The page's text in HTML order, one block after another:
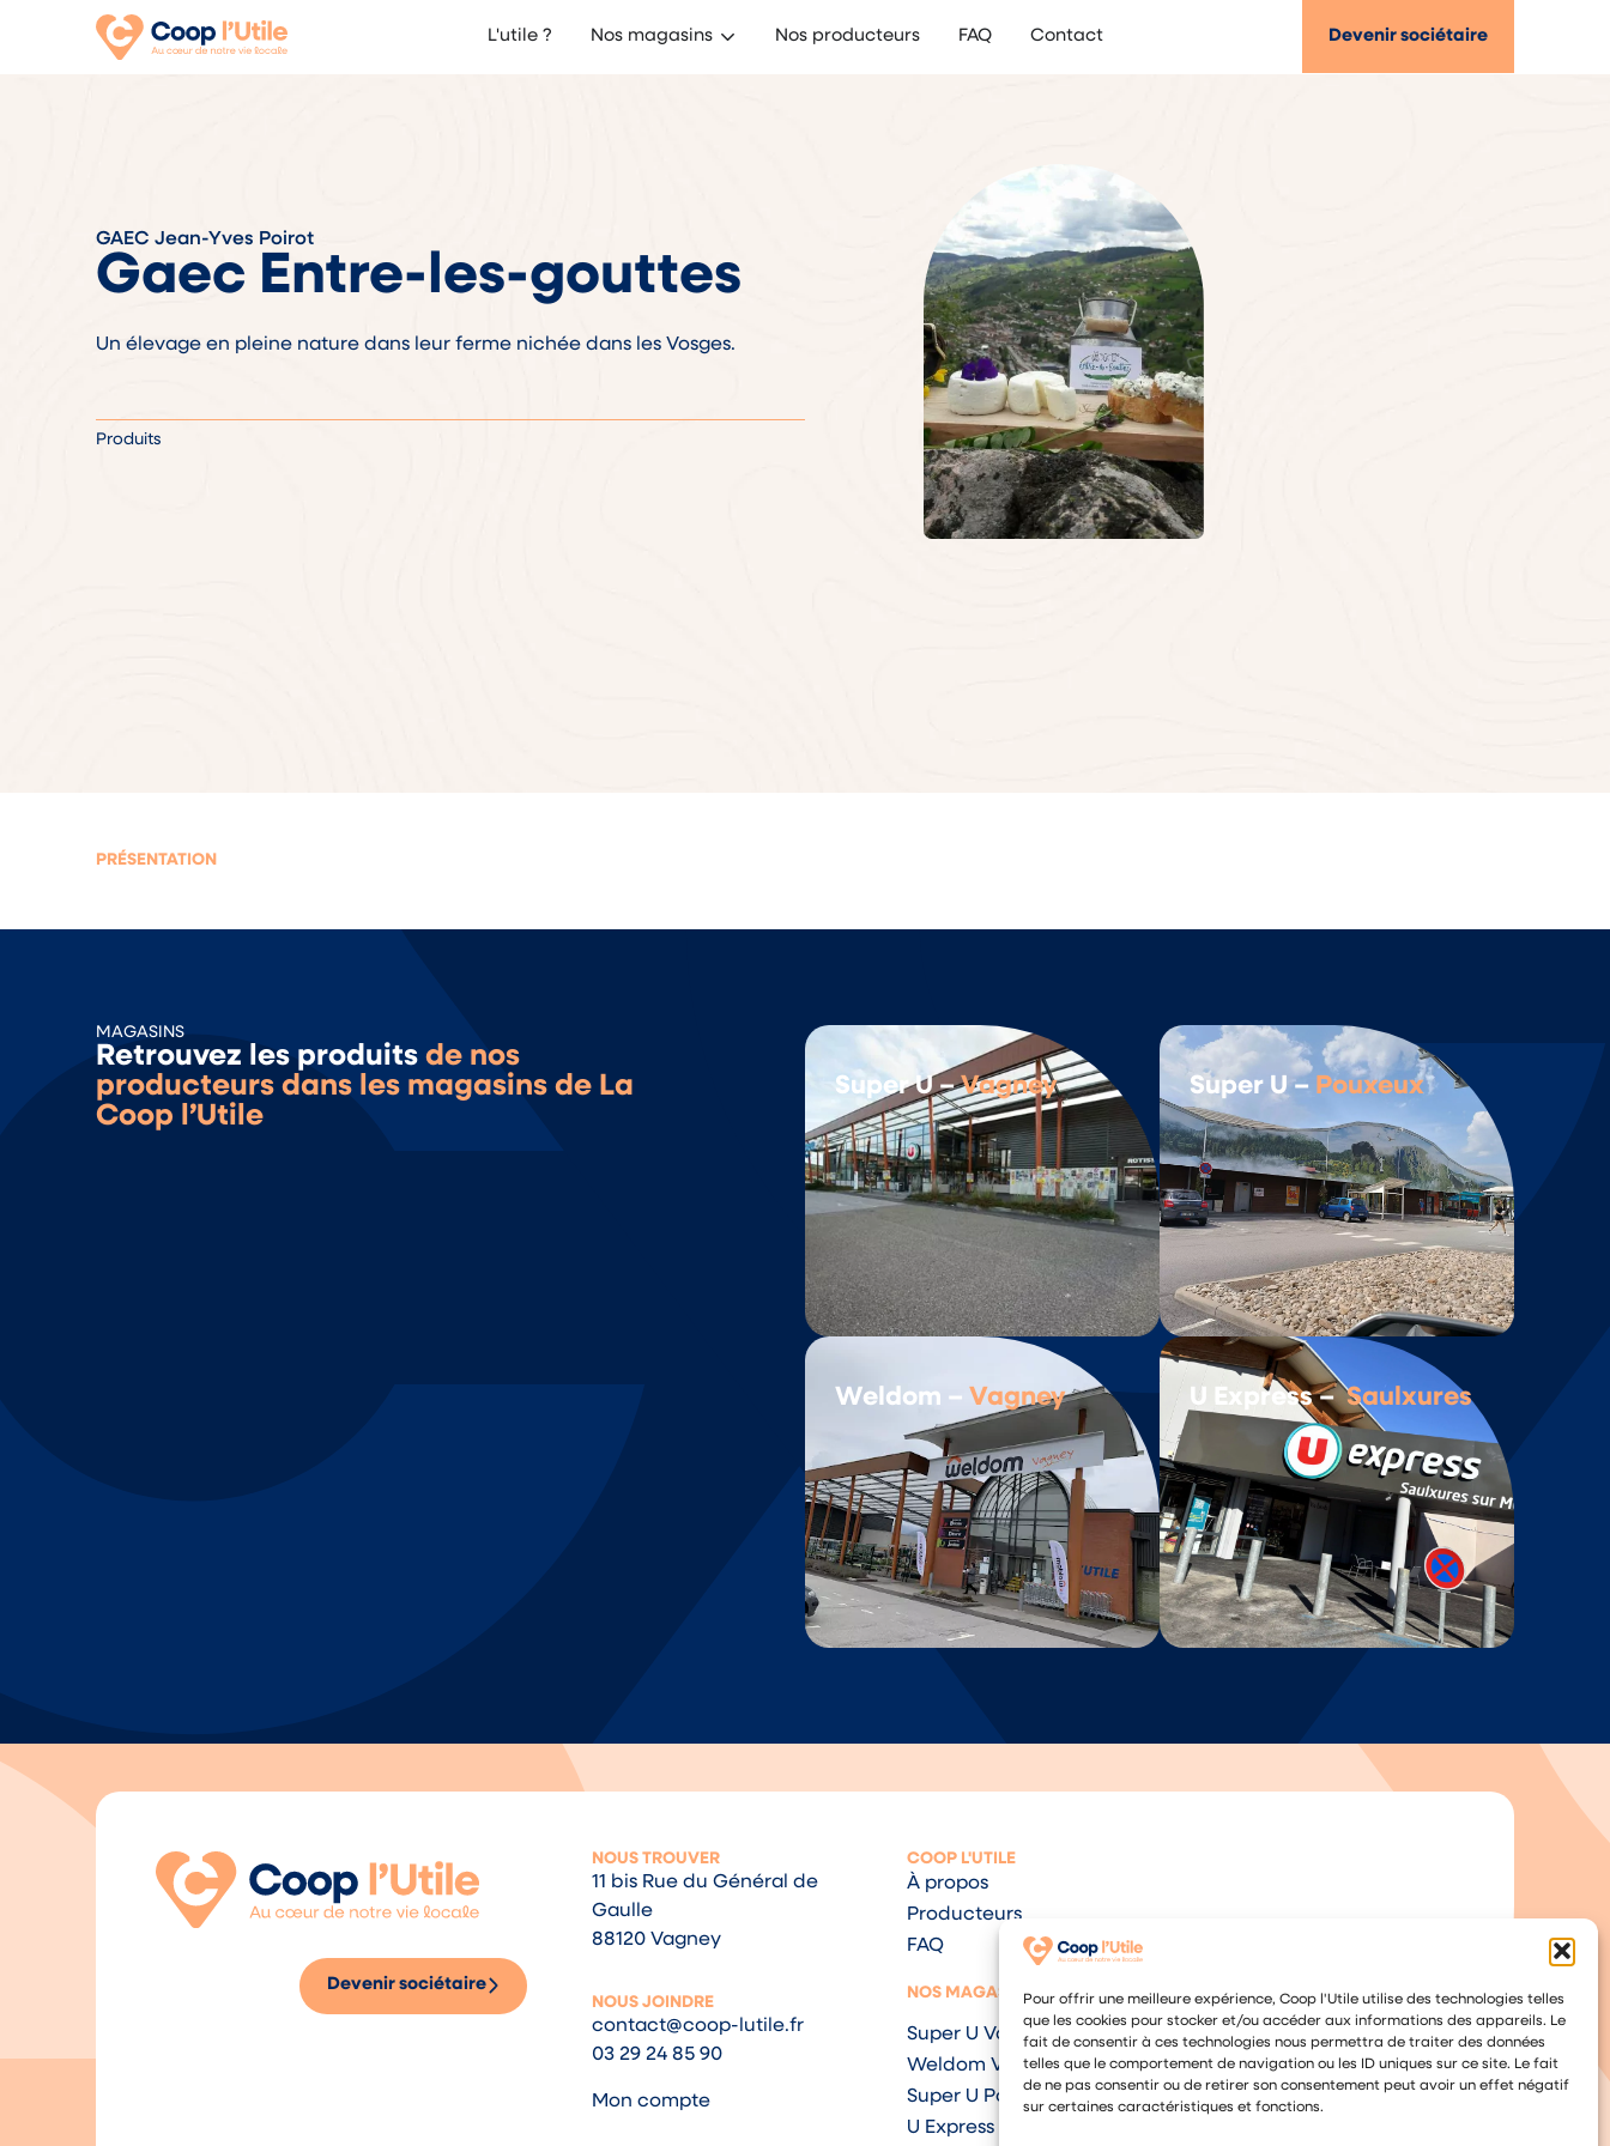
Pour offrir une meilleure expérience, Coop l'Utile utilise des technologies telles
que les cookies pour stocker et/ou accéder aux informations des appareils. Le
fait de consentir à ces technologies nous permettra de traiter des données
telles que le comportement de navigation ou les ID uniques sur ce site. Le fait
de ne pas consentir ou de retirer son consentement peut avoir un effet négatif
sur certaines caractéristiques et fonctions.
L'utile ? Nos magasins Nos producteurs FAQ Contact Devenir sociétaire
GAEC Jean-Yves Poirot
Gaec Entre-les-gouttes
Un élevage en pleine nature dans leur ferme nichée dans les Vosges.
Produits
PRÉSENTATION
MAGASINS
Retrouvez les produits de nos
producteurs dans les magasins de La
Coop l’Utile
Super U –Vagney Super U – Pouxeux
Weldom – Vagney U Express –Saulxures
Devenir sociétaire
NOUS TROUVER
11 bis Rue du Général de
Gaulle
88120 Vagney
NOUS JOINDRE
contact@coop-lutile.fr
03 29 24 85 90
Mon compte
COOP L'UTILE
À propos
Producteurs
FAQ
NOS MAGASINS
Super U Vagney
Weldom Vagney
Super U Pouxeux
U Express Saulxures/Moselotte